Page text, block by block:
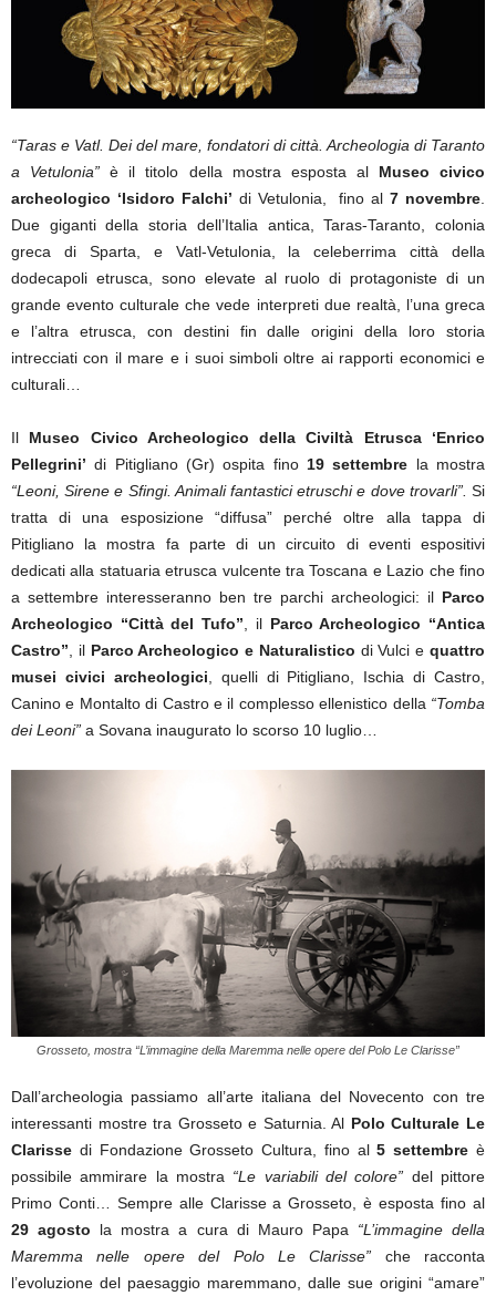
“Taras e Vatl. Dei del mare, fondatori di città. Archeologia di Taranto
a Vetulonia” è il titolo della mostra esposta al Museo civico
archeologico ‘Isidoro Falchi’ di Vetulonia, fino al7 novembre
Due giganti della storia dell’Italia antica, Taras-Taranto, colonia
greca di Sparta, e Vatl-Vetulonia, la celeberrima città della
dodecapoli etrusca, sono elevate al ruolo di protagoniste di un
grande evento culturale che vede interpreti due realtà, l’una greca
e l’altra etrusca, con destini fin dalle origini della loro storia
intrecciati con il mare e i suoi simboli oltre ai rapporti economici e
culturali…
Il Museo Civico Archeologico della Civiltà Etrusca ‘Enrico
Pellegrini’ di Pitigliano (Gr) ospita fino19 settembre la mostra
“Leoni, Sirene e Sfingi. Animali fantastici etruschi e dove trovarli”. Si
tratta di una esposizione “diffusa” perché oltre alla tappa di
Pitigliano la mostra fa parte di un circuito di eventi espositivi
dedicati alla statuaria etrusca vulcente tra Toscana e Lazio che fino
a settembre interesseranno ben tre parchi archeologici: il Parco
Archeologico “Città del Tufo” , il Parco Archeologico “Antica
Castro” , il Parco Archeologico e Naturalistico di Vulci equattro
musei civici archeologici , quelli di Pitigliano, Ischia di Castro,
Canino e Montalto di Castro e il complesso ellenistico della “Tomba
dei Leoni” a Sovana inaugurato lo scorso 10 luglio…
Grosseto, mostra “L’immagine della Maremma nelle opere del Polo Le Clarisse”
Dall’archeologia passiamo all’arte italiana del Novecento con tre
interessanti mostre tra Grosseto e Saturnia. Al Polo Culturale Le
Clarisse di Fondazione Grosseto Cultura, fino al5 settembre è
possibile ammirare la mostra “Le variabili del colore” del pittore
Primo Conti… Sempre alle Clarisse a Grosseto, è esposta fino al
29 agosto la mostra a cura di Mauro Papa “L’immagine della
Maremma nelle opere del Polo Le Clarisse” che racconta
l’evoluzione del paesaggio maremmano, dalle sue origini “amare”